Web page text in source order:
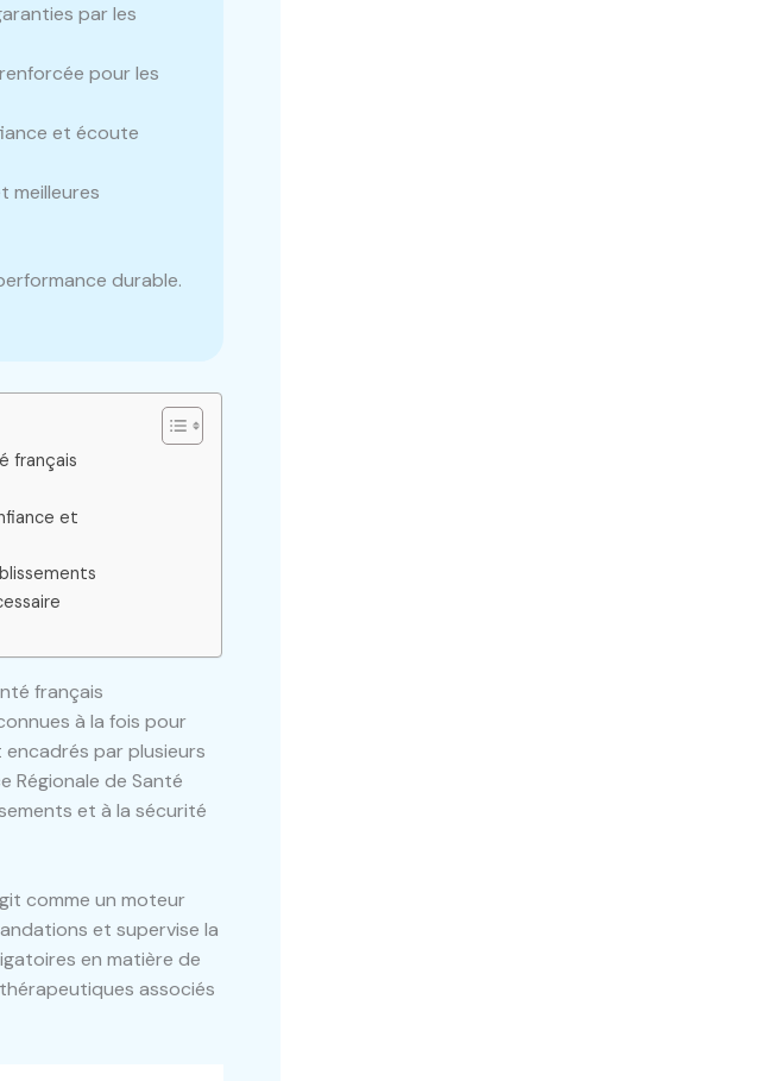
par les
pour les
et écoute
meilleures
durable.
français
et
français
à la fois pour
par plusieurs
Régionale de Santé
et à la sécurité
comme un moteur
et supervise la
en matière de
associés